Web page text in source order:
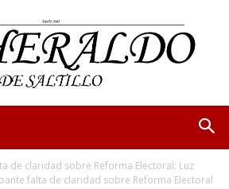
de claridad sobre Reforma Electoral: Luz
falta de claridad sobre Reforma Electoral